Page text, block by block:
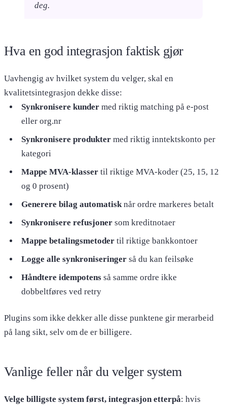
deg.
Hva en god integrasjon faktisk gjør
Uavhengig av hvilket system du velger, skal en
kvalitetsintegrasjon dekke disse:
Synkronisere kunder med riktig matching på e-post
eller org.nr
Synkronisere produkter med riktig inntektskonto per
kategori
Mappe MVA-klasser til riktige MVA-koder (25, 15, 12
og 0 prosent)
Generere bilag automatisknår ordre markeres betalt
Synkronisere refusjoner som kreditnotaer
Mappe betalingsmetoder til riktige bankkontoer
Logge alle synkroniseringer så du kan feilsøke
Håndtere idempotens så samme ordre ikke
dobbeltføres ved retry
Plugins som ikke dekker alle disse punktene gir merarbeid
på lang sikt, selv om de er billigere.
Vanlige feller når du velger system
Velge billigste system først, integrasjon etterpå: hvis